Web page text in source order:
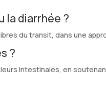
la diarrhée ?
du transit, dans une
?
intestinales, en